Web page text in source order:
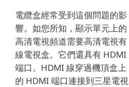
電纜盒經常受到這個問題的影
響。 如您所知，顯示單元上的
高清電視頻道需要高清電視有
線電視盒。 它們還具有 HDMI
端口。 HDMI 線穿過機頂盒上
的 HDMI 端口連接到三星電視